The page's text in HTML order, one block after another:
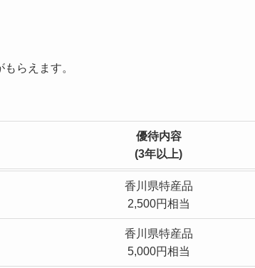
らえます。
優待内容
(3年以上)
香川県特産品
2,500円相当
香川県特産品
5,000円相当